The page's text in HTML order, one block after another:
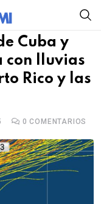
Cuba y
con lluvias
Rico y las
0 COMENTARIOS